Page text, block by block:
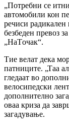
„Потребни се
автомобили кон
речиси радикален
безбеден превоз
„НаTочак“.
Тие велат дека
патниците. „Таа
гледаат во
велосипедски
дополнително
оваа криза да
загадување.